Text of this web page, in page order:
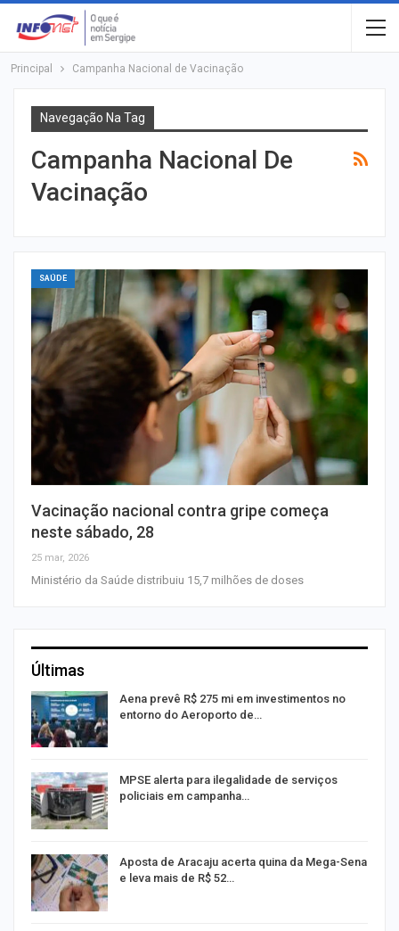
Principal Campanha Nacional de Vacinação
Navegação Na Tag
Campanha Nacional De
Vacinação
SAÚDE
Vacinação nacional contra gripe começa
neste sábado, 28
25 mar, 2026
Ministério da Saúde distribuiu 15,7 milhões de doses
Últimas
Aena prevê R$ 275 mi em investimentos no
entorno do Aeroporto de…
MPSE alerta para ilegalidade de serviços
policiais em campanha…
Aposta de Aracaju acerta quina da Mega-Sena
e leva mais de R$ 52…